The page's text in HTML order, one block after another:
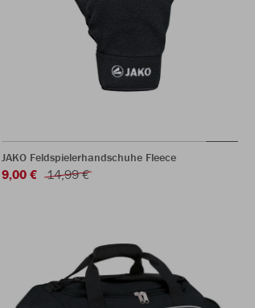
JAKO Feldspielerhandschuhe Fleece
9,00 € 14,99 €